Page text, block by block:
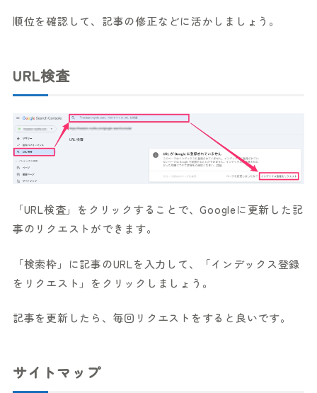
順位を確認して、記事の修正などに活かしましょう。
URL検査
「URL検査」をクリックすることで、Googleに更新した記
事のリクエストができます。
「検索枠」に記事のURLを入力して、「インデックス登録
をリクエスト」をクリックしましょう。
記事を更新したら、毎回リクエストをすると良いです。
サイトマップ